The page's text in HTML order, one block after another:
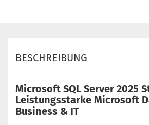
BESCHREIBUNG
Microsoft SQL Server 2025
Leistungsstarke Microsoft
Business & IT